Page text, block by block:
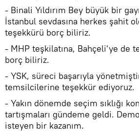
- Binali Yıldırım Bey büyük bir
İstanbul sevdasına herkes şahit
teşekkürü borç biliriz.
- MHP teşkilatına, Bahçeli'ye de
borç biliriz.
- YSK, süreci başarıyla
temsilcilerine teşekkür ediyoruz.
- Yakın dönemde seçim sıklığı
tartışmaları gündeme geldi.
isteyen bir kazanım.